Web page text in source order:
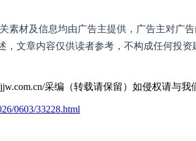
素材及信息均由广告主提供，广告主对广
，文章内容仅供读者参考，不构成任何投
采编（转载请保留）如侵权请与我
0603/33228.html